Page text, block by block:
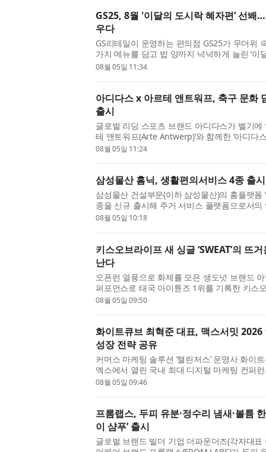
GS25, 8월 '이달의 도시락 혜자편’ 선봬
우다
GS리테일이 운영하는 편의점 GS25가 무더위
가지 메뉴를 담고 밥 양까지 넉넉하게 늘린 ‘이
GS25의 ‘이달의 도시락’은 매월 첫째 주 콘셉트
08월 05일 11:34
아디다스 x 아르테 앤트워프, 축구 문화
출시
글로벌 리딩 스포츠 브랜드 아디다스가 벨기에
테 앤트워프(Arte Antwerp)’와 함께한 ‘아디다
첫 드롭을 공개했다. 아디다스와 아르테 앤트
08월 05일 11:24
삼성물산 홈닉, 생활편의서비스 4종 출시
삼성물산 건설부문(이하 삼성물산)의 홈플랫폼
종을 신규 출시해 주거 서비스 플랫폼으로서
밀착형 서비스 기업과의 제휴를 통해 청소·세차
08월 05일 10:18
키스오브라이프 새 싱글 ‘SWEAT’의 뜨
난다
오픈런 열풍으로 화제를 모은 생도넛 브랜드
퍼포먼스로 태국 아이튠즈 1위를 기록한 키스
앨범 ‘SWEAT’이 가진 뜨거운 여름의 무드와 만
08월 05일 09:50
화이트큐브 최혁준 대표, 맥스서밋
성장 전략 공유
커머스 마케팅 솔루션 ‘챌린저스’ 운영사 화이
엑스에서 열린 국내 최대 디지털 마케팅 컨퍼
서 연사로 나서, 커머스 환경에서 브랜드의 실
08월 05일 09:46
프롬랩스, 두피 유분·정수리 냄새·볼륨
이 샴푸’ 출시
글로벌 브랜드 빌더 기업 더파운더즈(각자대